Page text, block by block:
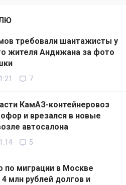
требовали шантажисты у
жителя Андижана за фото
7
КамАЗ-контейнеровоз
и врезался в новые
автосалона
5
по миграции в Москве
млн рублей долгов и